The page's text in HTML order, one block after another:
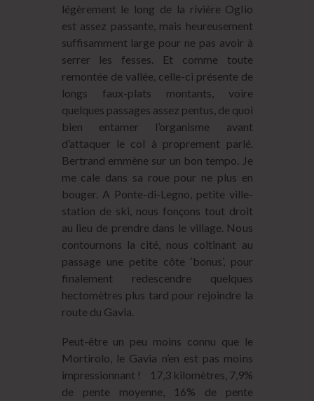
légèrement le long de la rivière Oglio
est assez passante, mais heureusement
suffisamment large pour ne pas avoir à
serrer les fesses. Et comme toute
remontée de vallée, celle-ci présente de
longs faux-plats montants, voire
quelques passages assez pentus, de quoi
bien entamer l’organisme avant
d’attaquer le col à proprement parlé.
Bertrand emmène sur un bon tempo. Je
me cale dans sa roue pour ne plus en
bouger. A Ponte-di-Legno, petite ville-
station de ski, nous fonçons tout droit
au lieu de prendre dans le village. Nous
contournons la cité, nous coltinant au
passage une petite côte ‘bonus’, pour
finalement redescendre quelques
hectomètres plus tard pour rejoindre la
route du Gavia.
Peut-être un peu moins connu que le
Mortirolo, le Gavia n’en est pas moins
impressionnant ! 17,3 kilomètres, 7,9%
de pente moyenne, 16% de pente